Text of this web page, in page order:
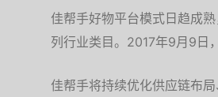
佳帮手好物平台模式日趋成
列行业类目。2017年9月9日
佳帮手将持续优化供应链布